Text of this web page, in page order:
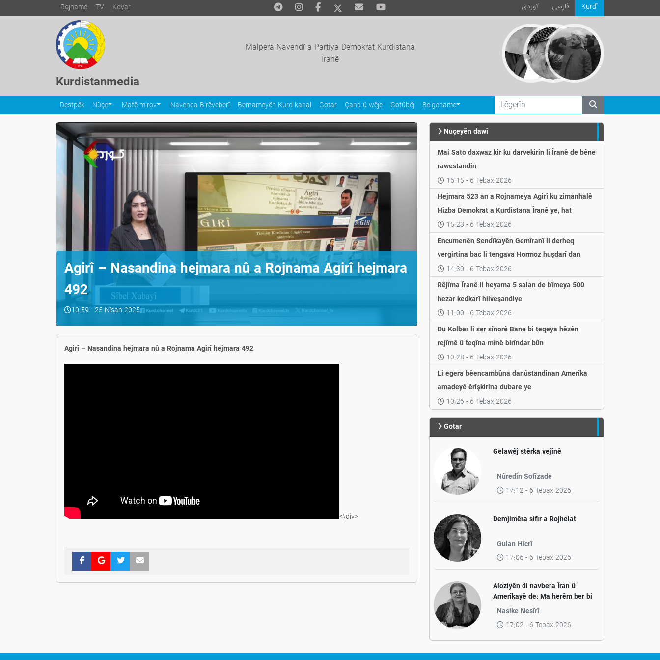
Rojname TV Kovar Kurdî فارسی كوردی
Kurdistanmedia
Malpera Navendî a Partiya Demokrat Kurdistana
Îranê
Destpêk Nûçe Mafê mirov Navenda Birêveberî Bernameyên Kurd kanal Gotar Çand û wêje Gotûbêj Belgename
Agirî – Nasandina hejmara nû a Rojnama Agirî hejmara
492
10:59 - 25 Nîsan 2025
Agirî – Nasandina hejmara nû a Rojnama Agirî hejmara 492
<\div>
Nuçeyěn dawî
Mai Sato daxwaz kir ku darvekirin li Îranê de bêne
rawestandin
16:15 - 6 Tebax 2026
Hejmara 523 an a Rojnameya Agirî ku zimanhalê
Hizba Demokrat a Kurdistana Îranê ye, hat
weşandin
15:23 - 6 Tebax 2026
Encumenên Sendîkayên Gemîranî li derheq
vergirtina bac li tengava Hormoz huşdarî dan
14:30 - 6 Tebax 2026
Rêjîma Îranê li heyama 5 salan de bîmeya 500
hezar kedkarî hilveşandiye
11:00 - 6 Tebax 2026
Du Kolber li ser sînorê Bane bi teqeya hêzên
rejîmê û teqîna mînê birîndar bûn
10:28 - 6 Tebax 2026
Li egera bêencambûna danûstandinan Amerîka
amadeyê êrîşkirina dubare ye
10:26 - 6 Tebax 2026
Gotar
Gelawêj stêrka vejînê
Nûredîn Sofîzade
17:12 - 6 Tebax 2026
Demjimêra sifir a Rojhelat
Gulan Hîcrî
17:06 - 6 Tebax 2026
Aloziyên di navbera Îran û
Amerîkayê de: Ma herêm ber bi
aramiyê ve diçe yan jî ber bi
Nasike Nesîrî
17:02 - 6 Tebax 2026